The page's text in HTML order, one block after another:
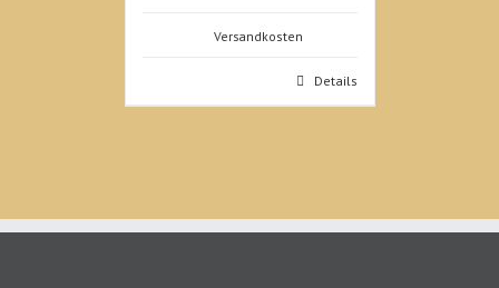
Versandkosten
Details